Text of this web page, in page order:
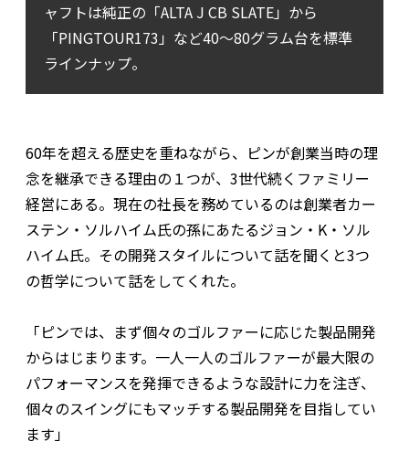
ャフトは純正の「ALTA J CB SLATE」から
「PINGTOUR173」など40〜80グラム台を標準
ラインナップ。
60年を超える歴史を重ねながら、ピンが創業当時の理
念を継承できる理由の１つが、3世代続くファミリー
経営にある。現在の社長を務めているのは創業者カー
ステン・ソルハイム氏の孫にあたるジョン・K・ソル
ハイム氏。その開発スタイルについて話を聞くと3つ
の哲学について話をしてくれた。
「ピンでは、まず個々のゴルファーに応じた製品開発
からはじまります。一人一人のゴルファーが最大限の
パフォーマンスを発揮できるような設計に力を注ぎ、
個々のスイングにもマッチする製品開発を目指してい
ます」